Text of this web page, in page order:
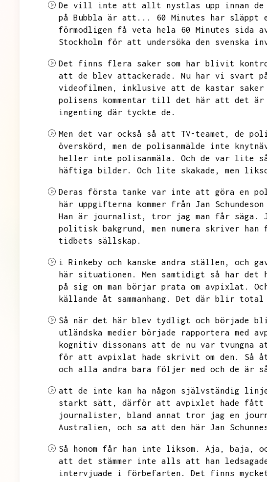
De vill inte att allt nystlas upp innan de
på Bubbla är att...
60 Minutes har släppt
förmodligen få veta hela 60 Minutes sida
Stockholm för att undersöka den svenska
Det finns flera saker som har blivit
att de blev attackerade.
Nu har vi svart
videofilmen,
inklusive att de kastar saker
polisens kommentar till det här att det
ingenting där tyckte de.
Men det var också så att TV-teamet, de
överskörd,
men de polisanmälde inte
heller inte polisanmäla.
Och de var lite
häftiga bilder.
Och lite skakade, men
Deras första tanke var inte att göra en
här uppgifterna kommer från Jan Schundeson
Han är journalist,
tror jag man får säga.
politisk bakgrund,
men numera skriver
tidbets sällskap.
i Rinkeby och kanske andra ställen, och
här situationen.
Men samtidigt så har
på sig om man börjar prata om avpixlat.
källande åt sammanhang.
Det där blir total
Så när det här blev tydligt och började
utländska medier började rapportera med
kognitiv dissonans att de nu var tvungna
för att avpixlat hade skrivit om den.
Så
och alla andra bara följer med och de är
att de inte kan ha någon självständig
starkt sätt,
därför att avpixlet hade fått
journalister,
bland annat tror jag en
Australien,
och sa att den här Jan
Så honom får han inte liksom. Aja, baja,
att det stämmer inte alls att han
intervjuade i förbefarten.
Det finns